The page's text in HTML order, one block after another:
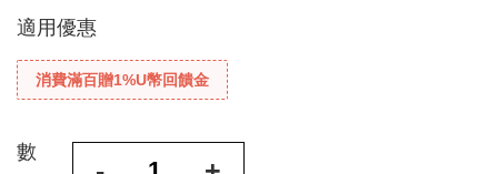
適用優惠
消費滿百贈1%U幣回饋金
數